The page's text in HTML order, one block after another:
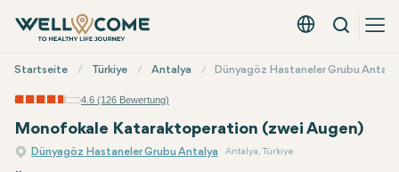
Deutsch - EUR
Suche
Menü
Startseite Türkiye Antalya Dünyagöz Hastaneler Grubu
4.6 (126 Bewertung)
Monofokale Kataraktoperation (zwei Augen)
Dünyagöz Hastaneler Grubu Antalya Antalya, Türkiye